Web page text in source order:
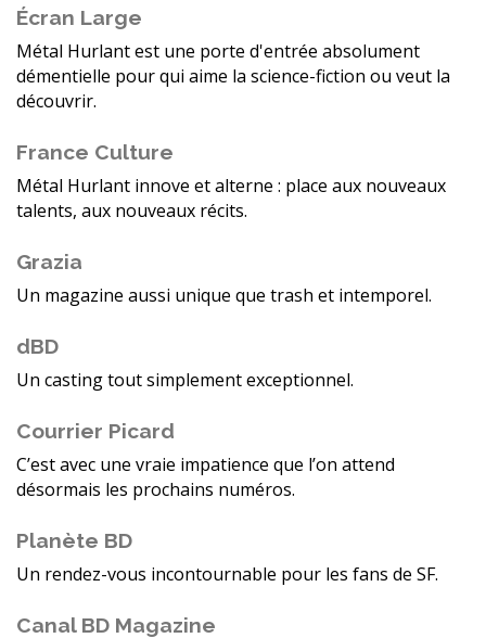
Écran Large
Métal Hurlant est une porte d'entrée absolument
démentielle pour qui aime la science-fiction ou veut la
découvrir.
France Culture
Métal Hurlant innove et alterne : place aux nouveaux
talents, aux nouveaux récits.
Grazia
Un magazine aussi unique que trash et intemporel.
dBD
Un casting tout simplement exceptionnel.
Courrier Picard
C’est avec une vraie impatience que l’on attend
désormais les prochains numéros.
Planète BD
Un rendez-vous incontournable pour les fans de SF.
Canal BD Magazine